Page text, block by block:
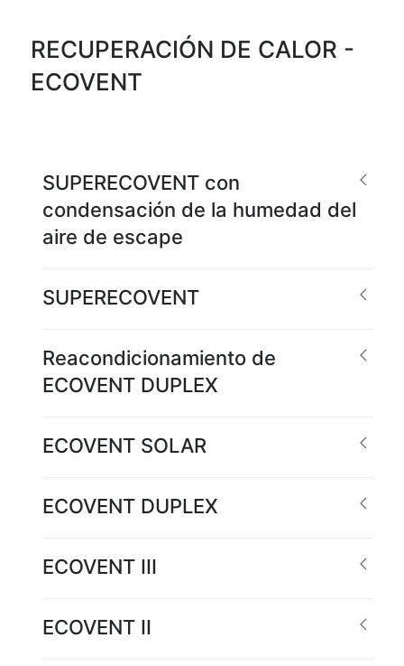
RECUPERACIÓN DE CALOR -
ECOVENT
SUPERECOVENT con
condensación de la humedad del
aire de escape
SUPERECOVENT
Reacondicionamiento de
ECOVENT DUPLEX
ECOVENT SOLAR
ECOVENT DUPLEX
ECOVENT III
ECOVENT II